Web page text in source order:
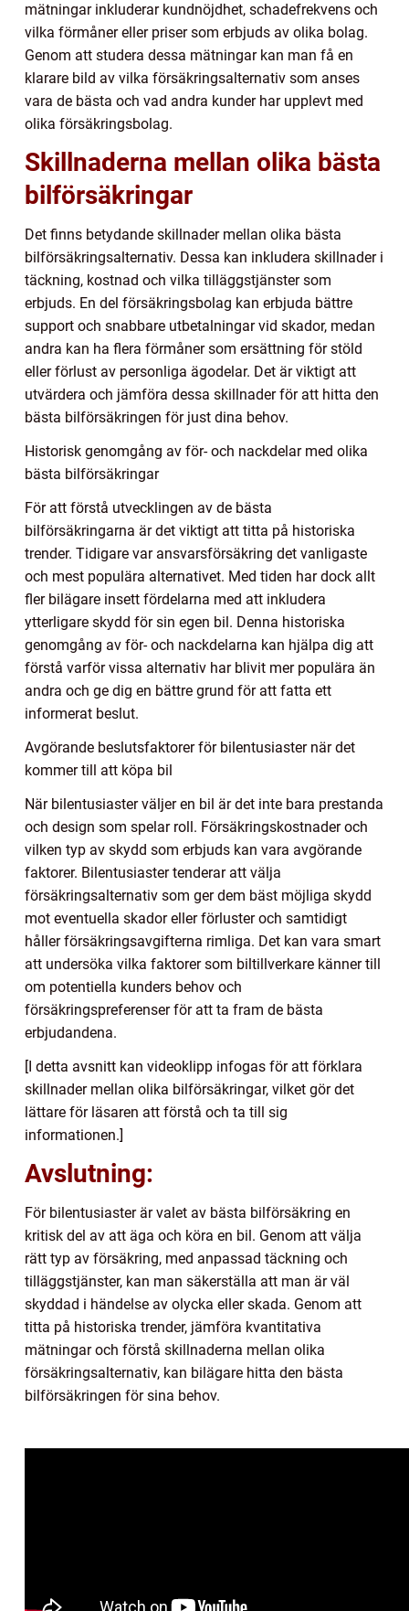
mätningar inkluderar kundnöjdhet, schadefrekvens och
vilka förmåner eller priser som erbjuds av olika bolag.
Genom att studera dessa mätningar kan man få en
klarare bild av vilka försäkringsalternativ som anses
vara de bästa och vad andra kunder har upplevt med
olika försäkringsbolag.
Skillnaderna mellan olika bästa
bilförsäkringar
Det finns betydande skillnader mellan olika bästa
bilförsäkringsalternativ. Dessa kan inkludera skillnader i
täckning, kostnad och vilka tilläggstjänster som
erbjuds. En del försäkringsbolag kan erbjuda bättre
support och snabbare utbetalningar vid skador, medan
andra kan ha flera förmåner som ersättning för stöld
eller förlust av personliga ägodelar. Det är viktigt att
utvärdera och jämföra dessa skillnader för att hitta den
bästa bilförsäkringen för just dina behov.
Historisk genomgång av för- och nackdelar med olika
bästa bilförsäkringar
För att förstå utvecklingen av de bästa
bilförsäkringarna är det viktigt att titta på historiska
trender. Tidigare var ansvarsförsäkring det vanligaste
och mest populära alternativet. Med tiden har dock allt
fler bilägare insett fördelarna med att inkludera
ytterligare skydd för sin egen bil. Denna historiska
genomgång av för- och nackdelarna kan hjälpa dig att
förstå varför vissa alternativ har blivit mer populära än
andra och ge dig en bättre grund för att fatta ett
informerat beslut.
Avgörande beslutsfaktorer för bilentusiaster när det
kommer till att köpa bil
När bilentusiaster väljer en bil är det inte bara prestanda
och design som spelar roll. Försäkringskostnader och
vilken typ av skydd som erbjuds kan vara avgörande
faktorer. Bilentusiaster tenderar att välja
försäkringsalternativ som ger dem bäst möjliga skydd
mot eventuella skador eller förluster och samtidigt
håller försäkringsavgifterna rimliga. Det kan vara smart
att undersöka vilka faktorer som biltillverkare känner till
om potentiella kunders behov och
försäkringspreferenser för att ta fram de bästa
erbjudandena.
[I detta avsnitt kan videoklipp infogas för att förklara
skillnader mellan olika bilförsäkringar, vilket gör det
lättare för läsaren att förstå och ta till sig
informationen.]
Avslutning:
För bilentusiaster är valet av bästa bilförsäkring en
kritisk del av att äga och köra en bil. Genom att välja
rätt typ av försäkring, med anpassad täckning och
tilläggstjänster, kan man säkerställa att man är väl
skyddad i händelse av olycka eller skada. Genom att
titta på historiska trender, jämföra kvantitativa
mätningar och förstå skillnaderna mellan olika
försäkringsalternativ, kan bilägare hitta den bästa
bilförsäkringen för sina behov.